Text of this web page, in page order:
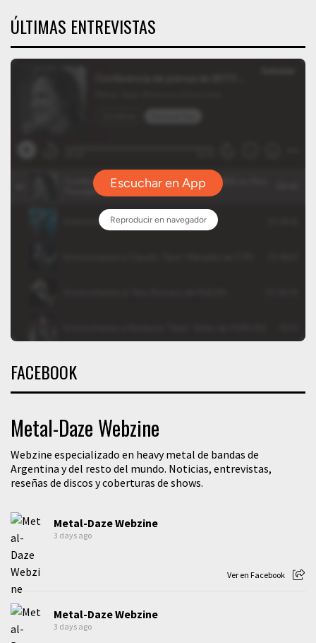
ÚLTIMAS ENTREVISTAS
FACEBOOK
Metal-Daze Webzine
Webzine especializado en heavy metal de bandas de
Argentina y del resto del mundo. Noticias, entrevistas,
reseñas de discos y coberturas de shows.
Metal-Daze Webzine
3 days ago
Ver en Facebook
Metal-Daze Webzine
3 days ago